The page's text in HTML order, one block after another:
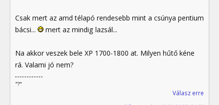
Csak mert az amd télapó rendesebb mint a csúnya pentium
bácsi...
mert az mindig lazsál...
Na akkor veszek bele XP 1700-1800 at. Milyen hűtő kéne
rá. Valami jó nem?
"?"
Válasz erre